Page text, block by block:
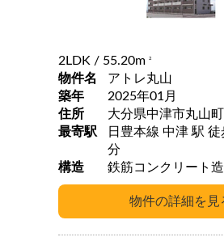
2LDK / 55.20m 2
物件名
アトレ丸山
築年
2025年01月
住所
大分県中津市丸山町
最寄駅
日豊本線 中津 駅 徒歩 15
分
構造
鉄筋コンクリート造